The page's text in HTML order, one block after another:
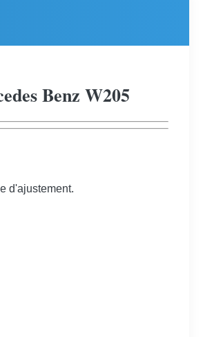
Benz W205
d'ajustement.